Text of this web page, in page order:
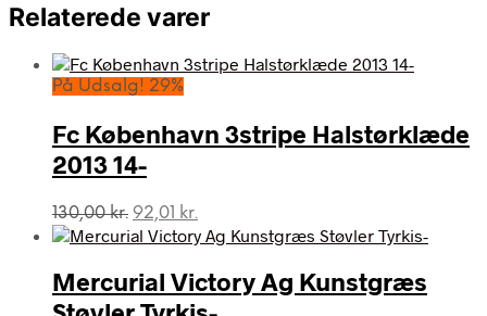
Relaterede varer
På Udsalg! 29%
Fc København 3stripe Halstørklæde
2013 14-
130,00kr. Den
oprindelige
var:
130,00 kr..
92,01 kr.
aktuelle
er:
92,01 kr..
Mercurial Victory Ag Kunstgræs